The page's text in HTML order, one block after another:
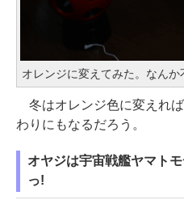
オレンジに変えてみた。なんか
冬はオレンジ色に変えれ
わりにもなるだろう。
オヤジは宇宙戦艦ヤマト
っ!